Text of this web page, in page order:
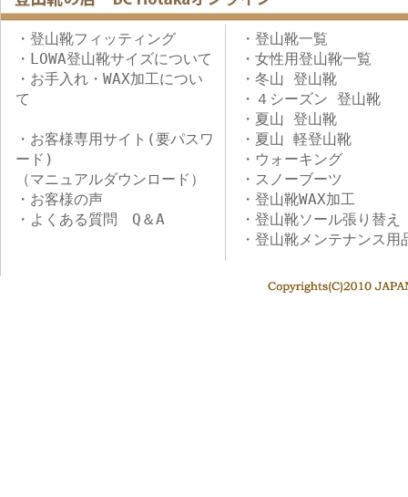
・登山靴フィッティング
・LOWA登山靴サイズについて
・お手入れ・WAX加工につい
て
・お客様専用サイト(要パスワ
ード)
（マニュアルダウンロード）
・お客様の声
・よくある質問 Q＆A
・登山靴一覧
・女性用登山靴一覧
・冬山 登山靴
・４シーズン 登山靴
・夏山 登山靴
・夏山 軽登山靴
・ウォーキング
・スノーブーツ
・登山靴WAX加工
・登山靴ソール張り替え
・登山靴メンテナンス用